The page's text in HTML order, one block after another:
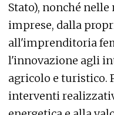
Stato), nonché
imprese, dalla
all'imprenditoria
l'innovazione agli
agricolo e turistico.
interventi